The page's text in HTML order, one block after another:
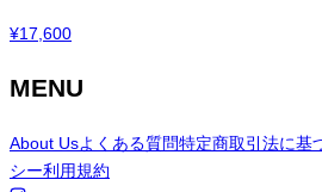
¥17,600
MENU
About Usよくある質問特定商取引法に基
シー利用規約